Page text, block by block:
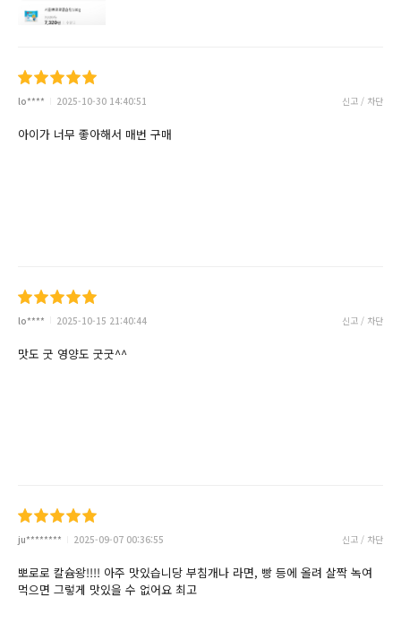
lo**** 2025-10-30 14:40:51 신고 / 차단
아이가 너무 좋아해서 매번 구매
lo**** 2025-10-15 21:40:44 신고 / 차단
맛도 굿 영양도 굿굿^^
ju******** 2025-09-07 00:36:55 신고 / 차단
뽀로로 칼슘왕!!!! 아주 맛있습니당 부침개나 라면, 빵 등에 올려 살짝 녹여
먹으면 그렇게 맛있을 수 없어요 최고